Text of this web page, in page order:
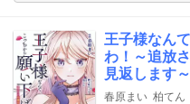
王子様なん
わ！～追放
見返します
春原まい 柏てん